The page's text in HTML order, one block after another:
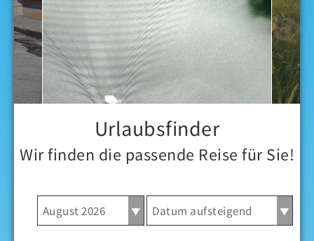
Urlaubsfinder
Wir finden die passende Reise für Sie!